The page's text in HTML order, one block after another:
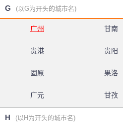
G (以G为开头的城市名)
广州 甘南
贵港 贵阳
固原 果洛
广元 甘孜
H (以H为开头的城市名)